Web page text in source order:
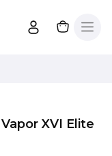
XVI Elite